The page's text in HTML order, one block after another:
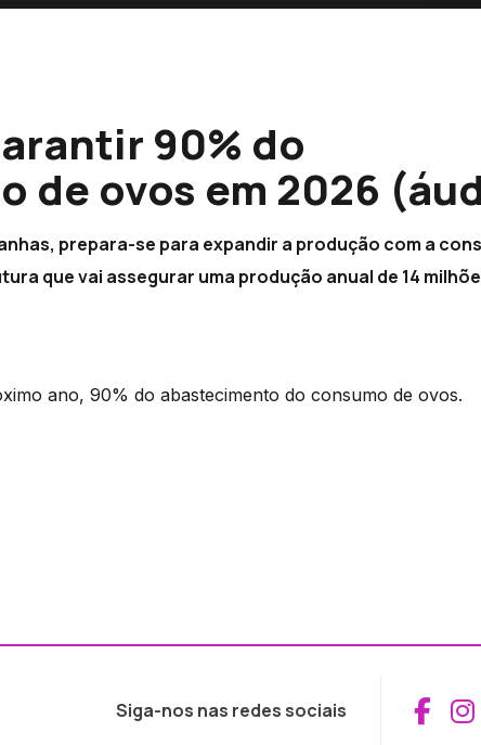
90% do
de ovos em 2026
prepara-se para expandir a produção com a
que vai assegurar uma produção anual de 14
ano, 90% do abastecimento do consumo de ovos.
Siga-nos nas redes sociais